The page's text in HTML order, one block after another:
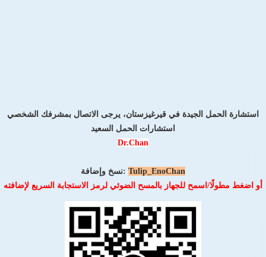
استشارة الحمل الجيدة في قيرغيزستان، يرجى الاتصال بمشرفك الشخصي
استشارات الحمل السعيد
Dr.Chan
نسخ وإضافة: Tulip_EnoChan
أو اضغط مطولًا/اسمح للجهاز بالمسح الضوئي لرمز الاستجابة السريع لإضافته